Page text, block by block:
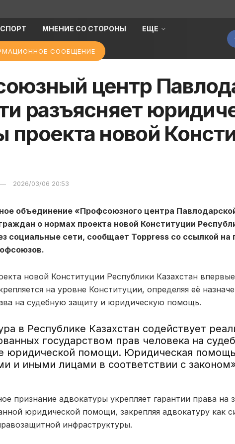
СПОРТ МНЕНИЕ СО СТОРОНЫ ЕЩЕ
СООБЩЕНИЕ
центр
разъясняет
проекта новой
2026/03/06 20:53
объединение «Профсоюзного центра
о нормах проекта новой Конституции
социальные сети, сообщает Toppress со ссылкой
новой Конституции Республики Казахстан
на уровне Конституции, определяя её
на судебную защиту и юридическую помощь.
в Республике Казахстан содействует
государством прав человека на
юридической помощи. Юридическая помощь
и иными лицами в соответствии с
признание адвокатуры укрепляет гарантии права на
юридической помощи, закрепляя адвокатуру как
инфраструктуры.